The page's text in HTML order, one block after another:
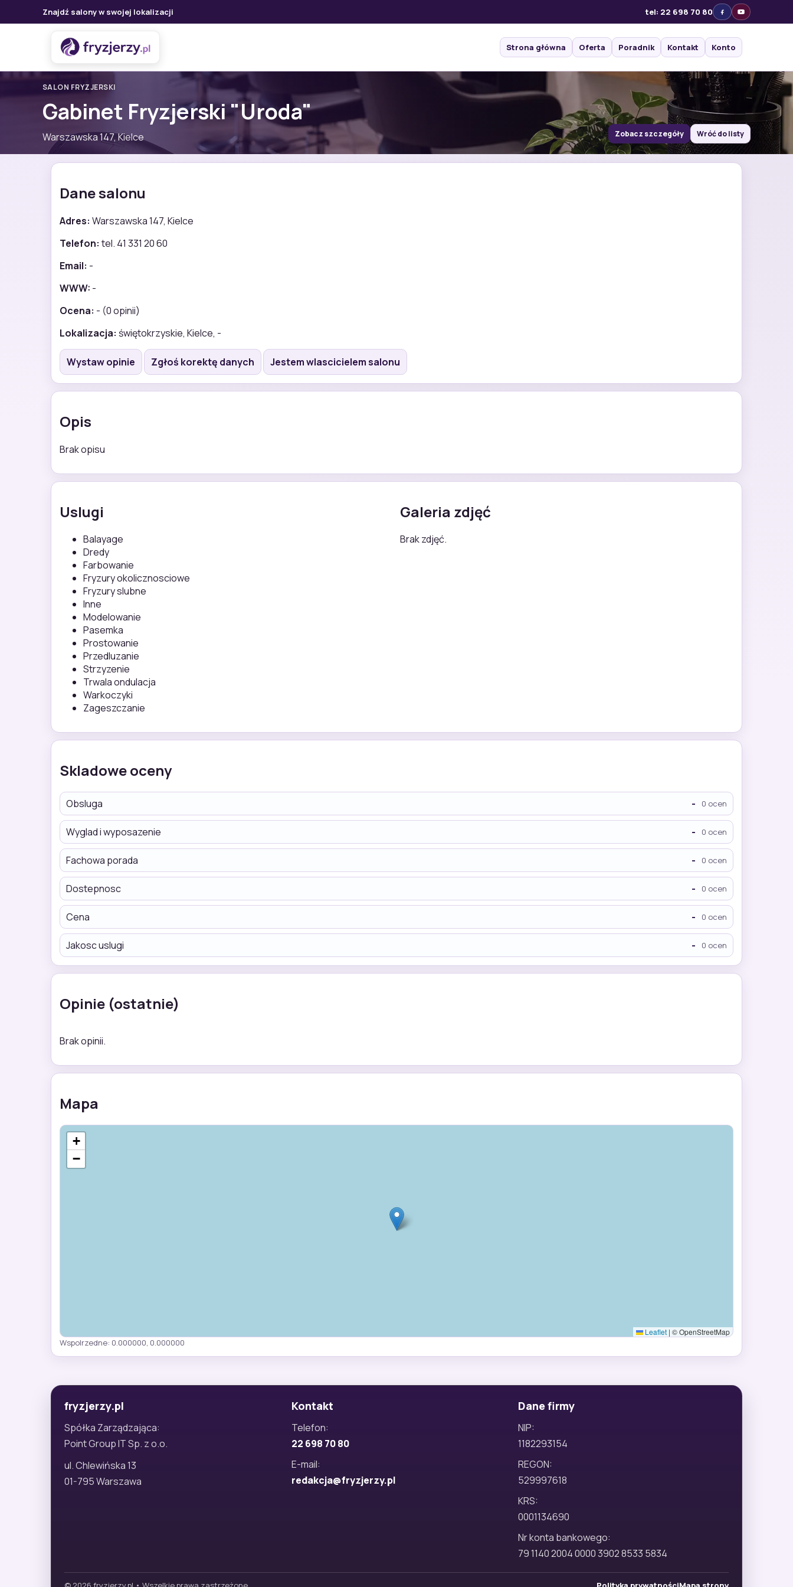
Znajdź salony w swojej lokalizacji tel: 22 698 70 80
Strona główna Oferta Poradnik Kontakt Konto
SALON FRYZJERSKI
Gabinet Fryzjerski "Uroda"
Warszawska 147, Kielce Zobacz szczegóły Wróć do listy
Dane salonu
Adres: Warszawska 147, Kielce
Telefon: tel. 41 331 20 60
Email: -
WWW: -
Ocena: - (0 opinii)
Lokalizacja: świętokrzyskie, Kielce, -
Wystaw opinie Zgłoś korektę danych Jestem wlascicielem salonu
Opis
Brak opisu
Uslugi
Balayage
Dredy
Farbowanie
Fryzury okolicznosciowe
Fryzury slubne
Inne
Modelowanie
Pasemka
Prostowanie
Przedluzanie
Strzyzenie
Trwala ondulacja
Warkoczyki
Zageszczanie
Galeria zdjęć
Brak zdjęć.
Skladowe oceny
Obsluga - 0 ocen
Wyglad i wyposazenie - 0 ocen
Fachowa porada - 0 ocen
Dostepnosc - 0 ocen
Cena - 0 ocen
Jakosc uslugi - 0 ocen
Opinie (ostatnie)
Brak opinii.
Mapa
+
−
Leaflet | © OpenStreetMap
Wspolrzedne: 0.000000, 0.000000
fryzjerzy.pl
Spółka Zarządzająca:
Point Group IT Sp. z o.o.
ul. Chlewińska 13
01-795 Warszawa
Kontakt
Telefon:
22 698 70 80
E-mail:
redakcja@fryzjerzy.pl
Dane firmy
NIP:
1182293154
REGON:
529997618
KRS:
0001134690
Nr konta bankowego:
79 1140 2004 0000 3902 8533 5834